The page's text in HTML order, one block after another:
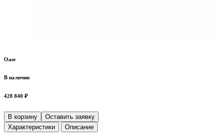
Oase
В наличии
428 840 ₽
В корзину
Оставить заявку
Характеристики
Описание